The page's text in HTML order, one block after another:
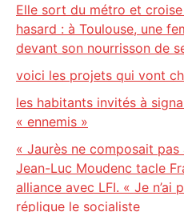
Elle sort du métro et
hasard : à Toulouse, une
devant son nourrisson de
voici les projets qui vont
les habitants invités à
« ennemis »
« Jaurès ne composait
Jean-Luc Moudenc tacle
alliance avec LFI. « Je n’ai
réplique le socialiste